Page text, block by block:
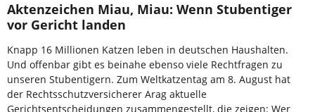
Aktenzeichen Miau, Miau: Wenn Stubentiger
vor Gericht landen
Knapp 16 Millionen Katzen leben in deutschen Haushalten.
Und offenbar gibt es beinahe ebenso viele Rechtfragen zu
unseren Stubentigern. Zum Weltkatzentag am 8. August hat
der Rechtsschutzversicherer Arag aktuelle
Gerichtsentscheidungen zusammengestellt, die zeigen: Wer